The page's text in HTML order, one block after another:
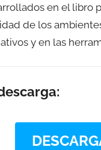
en el libro
de los
y en las